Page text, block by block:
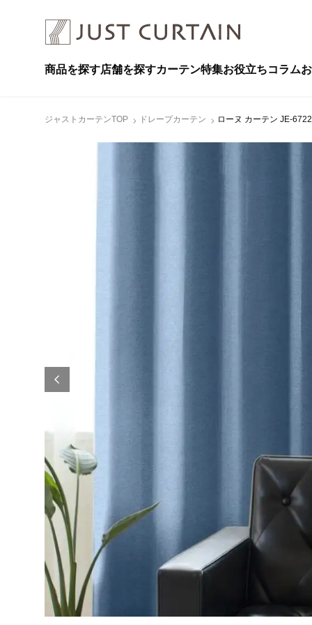
商品を探す店舗を探すカーテン特集お役立ちコラム
ジャストカーテンTOP ドレープカーテン ローヌ カーテン JE-